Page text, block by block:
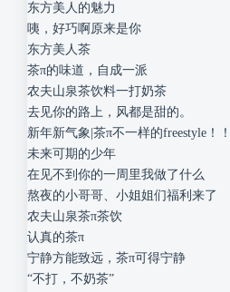
东方美人的魅力
咦，好巧啊原来是你
东方美人茶
茶π的味道，自成一派
农夫山泉茶饮料一打奶茶
去见你的路上，风都是甜的。
新年新气象|茶π不一样的freestyle！！
未来可期的少年
在见不到你的一周里我做了什么
熬夜的小哥哥、小姐姐们福利来了
农夫山泉茶π茶饮
认真的茶π
宁静方能致远，茶π可得宁静
“不打，不奶茶”